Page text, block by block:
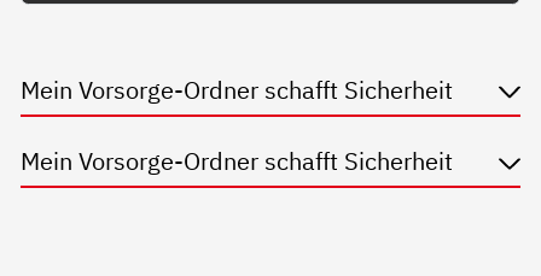
Mein Vorsorge-Ordner schafft Sicherheit
Mein Vorsorge-Ordner schafft Sicherheit